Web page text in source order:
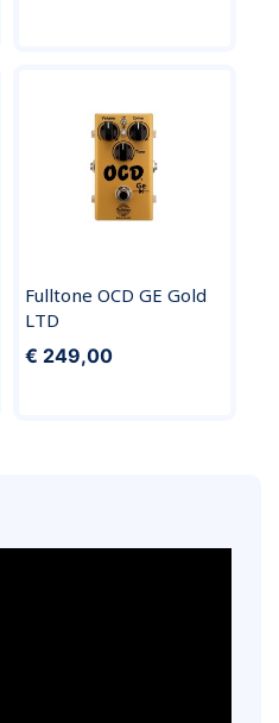
Fulltone OCD GE Gold
LTD
€ 249,00